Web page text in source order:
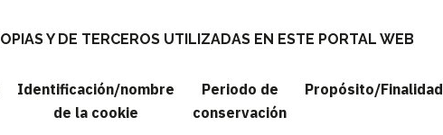
Y DE TERCEROS UTILIZADAS EN ESTE PORTAL WEB
Identificación/nombre
de la cookie
Periodo de
conservación
Propósito/Finalidad